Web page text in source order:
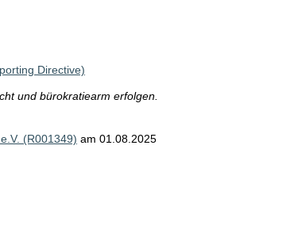
Directive)
und bürokratiearm erfolgen.
(R001349) am 01.08.2025